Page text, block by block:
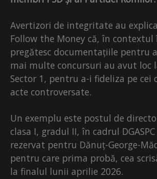
Avertizori de integritate au
Follow the Money că, în contextul
pregătesc documentațiile pentru
mai multe concursuri au avut loc
Sector 1, pentru a-i fideliza pe cei
acte controversate.
Un exemplu este postul de
clasa I, gradul II, în cadrul
rezervat pentru Dănuț-George-
pentru care prima probă, cea
la finalul lunii aprilie 2026.